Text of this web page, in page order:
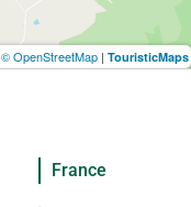
© OpenStreetMap | TouristicMaps
France